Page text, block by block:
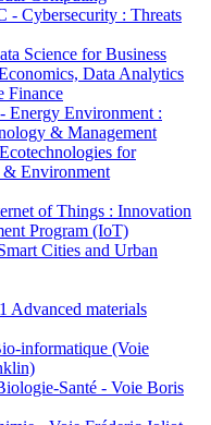
- Cybersecurity : Threats
Science for Business
Data Analytics
Finance
Energy Environment :
& Management
for
& Environment
of Things : Innovation
Program (IoT)
Cities and Urban
Advanced materials
informatique (Voie
Santé - Voie Boris